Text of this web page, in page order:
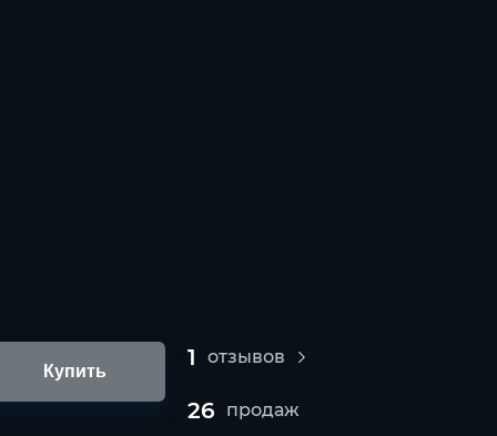
Купить
1 отзывов
26 продаж